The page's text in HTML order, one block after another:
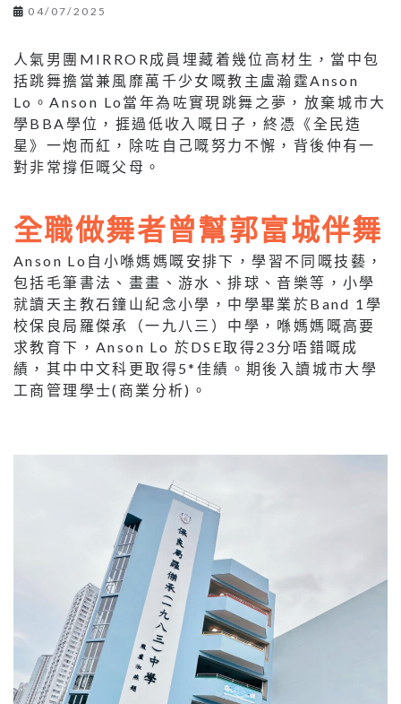
04/07/2025
人氣男團MIRROR成員埋藏着幾位高材生，當中包
括跳舞擔當兼風靡萬千少女嘅教主盧瀚霆Anson
Lo。Anson Lo當年為咗實現跳舞之夢，放棄城市大
學BBA學位，捱過低收入嘅日子，終憑《全民造
星》一炮而紅，除咗自己嘅努力不懈，背後仲有一
對非常撐佢嘅父母。
全職做舞者曾幫郭富城伴舞
Anson Lo自小喺媽媽嘅安排下，學習不同嘅技藝，
包括毛筆書法、畫畫、游水、排球、音樂等，小學
就讀天主教石鐘山紀念小學，中學畢業於Band 1學
校保良局羅傑承（一九八三）中學，喺媽媽嘅高要
求教育下，Anson Lo 於DSE取得23分唔錯嘅成
績，其中中文科更取得5*佳績。期後入讀城市大學
工商管理學士(商業分析)。